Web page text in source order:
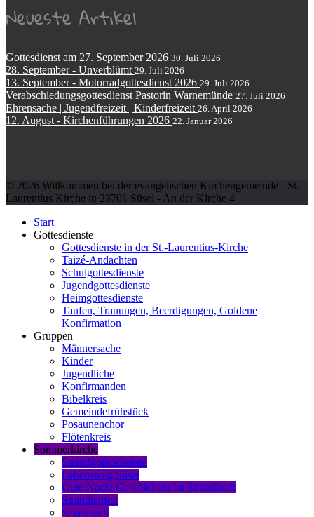
Neueste Artikel
Gottesdienst am 27. September 2026 30. Juli 2026
28. September - Unverblümt 29. Juli 2026
13. September - Motorradgottesdienst 2026 29. Juli 2026
Verabschiedungsgottesdienst Pastorin Warnemünde 27. Juli 2026
Ehrensache | Jugendfreizeit | Kinderfreizeit 26. April 2026
12. August - Kirchenführungen 2026 22. Januar 2026
© 2026 Willkommen bei der evangelischen Kirchengemeinde - St.
Laurentius Kirche in 23701 Süsel - An der Kirche 4
Start
Gottesdienste
Gottesdienste in der St.-Laurentius-Kirche
Taizé-Andachten
Schulgottesdienste
Jugendgottesdienste
Heimgottesdienste
Taufen, Trauungen, Beerdigungen, Goldene
Konfirmation
Gruppen
Männersache
Kinder
Jugendliche
Konfirmanden
Bibelkreis
Gemeindefrühstück
Posaunenchor
Flötenkreis
Sommerkirche
Strandgottesdienste
Lebensweg Süsel
Gute Nacht Geschichten im Strandkorb
Strandtaufen
Segenszelt